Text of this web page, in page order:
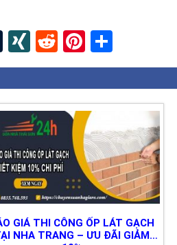
Tumblr
XINGRedditPinterest
GIÁ THI CÔNG ỐP LÁT GẠCH
NHA TRANG – ƯU ĐÃI GIẢM